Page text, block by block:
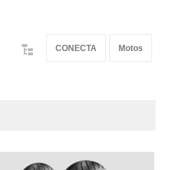
CONECTA Motos